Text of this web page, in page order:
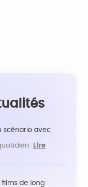
scénario avec
Lire
films de long